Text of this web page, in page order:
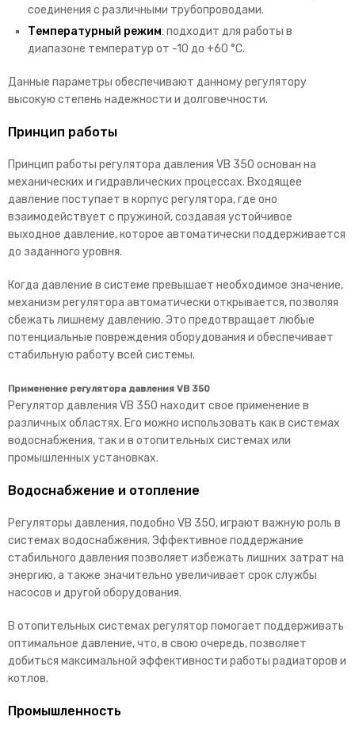
соединения с различными трубопроводами.
Температурный режим: подходит для работы в
диапазоне температур от -10 до +60 °C.
Данные параметры обеспечивают данному регулятору
высокую степень надежности и долговечности.
Принцип работы
Принцип работы регулятора давления VB 350 основан на
механических и гидравлических процессах. Входящее
давление поступает в корпус регулятора, где оно
взаимодействует с пружиной, создавая устойчивое
выходное давление, которое автоматически поддерживается
до заданного уровня.
Когда давление в системе превышает необходимое значение,
механизм регулятора автоматически открывается, позволяя
сбежать лишнему давлению. Это предотвращает любые
потенциальные повреждения оборудования и обеспечивает
стабильную работу всей системы.
Применение регулятора давления VB 350
Регулятор давления VB 350 находит свое применение в
различных областях. Его можно использовать как в системах
водоснабжения, так и в отопительных системах или
промышленных установках.
Водоснабжение и отопление
Регуляторы давления, подобно VB 350, играют важную роль в
системах водоснабжения. Эффективное поддержание
стабильного давления позволяет избежать лишних затрат на
энергию, а также значительно увеличивает срок службы
насосов и другой оборудования.
В отопительных системах регулятор помогает поддерживать
оптимальное давление, что, в свою очередь, позволяет
добиться максимальной эффективности работы радиаторов и
котлов.
Промышленность